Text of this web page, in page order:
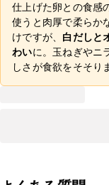
仕上げた卵との食感
使うと肉厚で柔らか
けですが、 白だしと
わいに。玉ねぎやニ
しさが食欲をそそり